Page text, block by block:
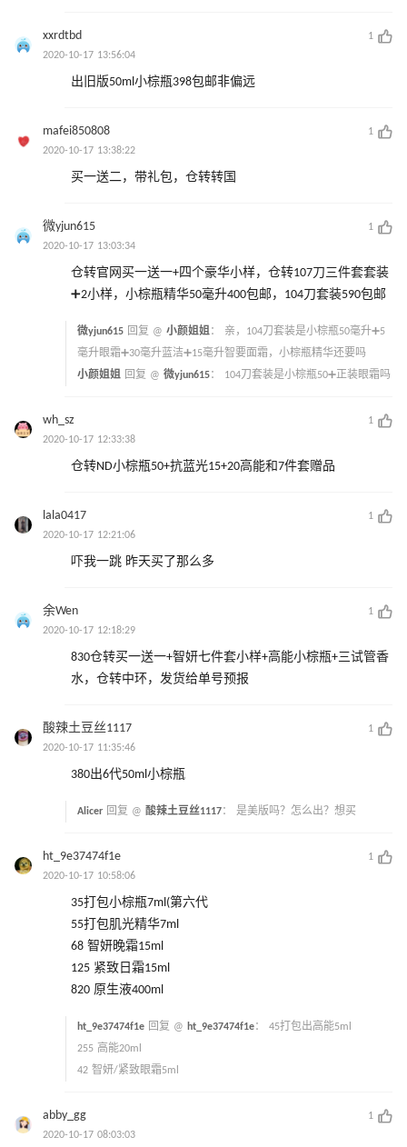
xxrdtbd
1
2020-10-17 13:56:04
出旧版50ml小棕瓶398包邮非偏远
mafei850808
1
2020-10-17 13:38:22
买一送二，带礼包，仓转转国
微yjun615
1
2020-10-17 13:03:34
仓转官网买一送一+四个豪华小样，仓转107刀三件套套装
➕2小样，小棕瓶精华50毫升400包邮，104刀套装590包邮
微yjun615 回复 @ 小颜姐姐： 亲，104刀套装是小棕瓶50毫升➕5
毫升眼霜➕30毫升蓝洁➕15毫升智要面霜，小棕瓶精华还要吗
小颜姐姐 回复 @ 微yjun615： 104刀套装是小棕瓶50➕正装眼霜吗
wh_sz
1
2020-10-17 12:33:38
仓转ND小棕瓶50+抗蓝光15+20高能和7件套赠品
lala0417
1
2020-10-17 12:21:06
吓我一跳 昨天买了那么多
余Wen
1
2020-10-17 12:18:29
830仓转买一送一+智妍七件套小样+高能小棕瓶+三试管香
水，仓转中环，发货给单号预报
酸辣土豆丝1117
1
2020-10-17 11:35:46
380出6代50ml小棕瓶
Alicer 回复 @ 酸辣土豆丝1117： 是美版吗？怎么出？想买
ht_9e37474f1e
1
2020-10-17 10:58:06
35打包小棕瓶7ml(第六代
55打包肌光精华7ml
68 智妍晚霜15ml
125 紧致日霜15ml
820 原生液400ml
ht_9e37474f1e 回复 @ ht_9e37474f1e： 45打包出高能5ml
255 高能20ml
42 智妍/紧致眼霜5ml
abby_gg
1
2020-10-17 08:03:03